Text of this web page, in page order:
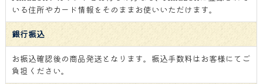
いる住所やカード情報をそのままお使いいただけます。
銀行振込
お振込確認後の商品発送となります。振込手数料はお客様にてご
負担ください。